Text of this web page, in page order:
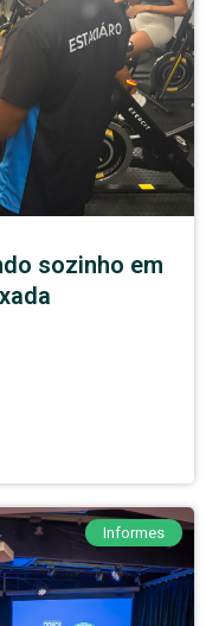
sozinho em
Informes